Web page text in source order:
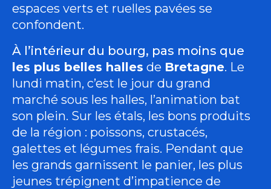
espaces verts et ruelles pavées se
confondent.
À l’intérieur du bourg, pas moins que
les plus belles halles de Bretagne. Le
lundi matin, c’est le jour du grand
marché sous les halles, l’animation bat
son plein. Sur les étals, les bons produits
de la région : poissons, crustacés,
galettes et légumes frais. Pendant que
les grands garnissent le panier, les plus
jeunes trépignent d’impatience de